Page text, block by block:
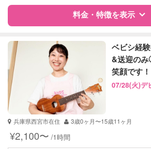
国語
料金・特徴を表示
特徴 料金 レビュー
サポートの特徴
企業型割引対象(旧
自治体届出済ベビー
保育士
受験対策
ベビシ経
&送迎の
笑顔です！
07/28(火)デ
兵庫県西宮市在住 3歳0ヶ月〜15歳11ヶ月
¥2,100〜 /1時間